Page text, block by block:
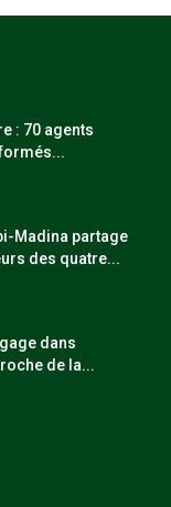
: 70 agents
Madina partage
des quatre...
dans
de la...